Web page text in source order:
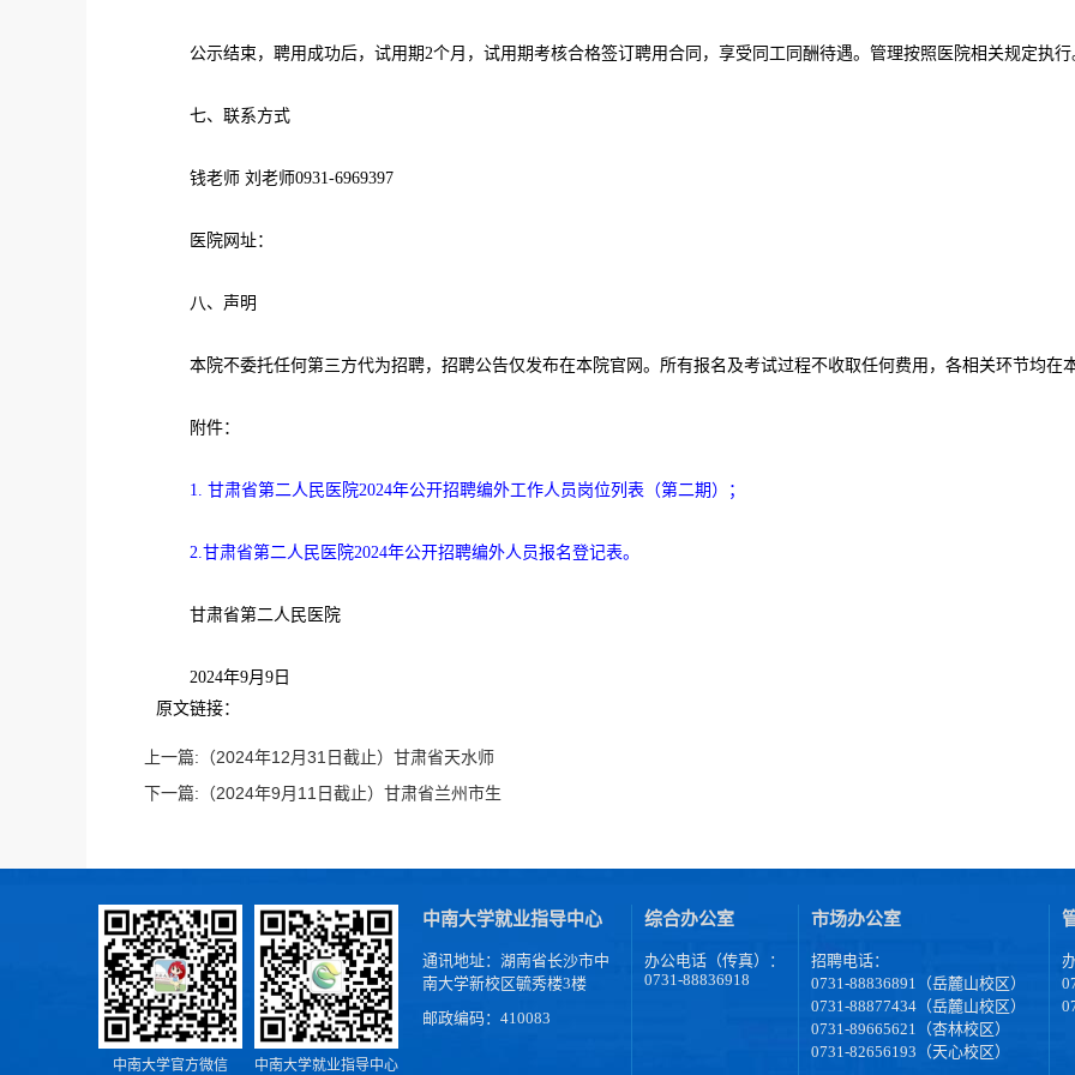
公示结束，聘用成功后，试用期2个月，试用期考核合格签订聘用合同，享受同工同酬待遇。管理按照医院相关规定执行
七、联系方式
钱老师 刘老师0931-6969397
医院网址：
八、声明
本院不委托任何第三方代为招聘，招聘公告仅发布在本院官网。所有报名及考试过程不收取任何费用，各相关环节均在本
附件：
1. 甘肃省第二人民医院2024年公开招聘编外工作人员岗位列表（第二期）；
2.甘肃省第二人民医院2024年公开招聘编外人员报名登记表。
甘肃省第二人民医院
2024年9月9日
原文链接：
上一篇: （2024年12月31日截止）甘肃省天水师
范学院
下一篇: （2024年9月11日截止）甘肃省兰州市生
中南大学官方微信 中南大学就业指导中心
中南大学就业指导中心
通讯地址：湖南省长沙市中
南大学新校区毓秀楼3楼
邮政编码：410083
综合办公室
办公电话（传真）：
0731-88836918
市场办公室
招聘电话：
0731-88836891（岳麓山校区）
0731-88877434（岳麓山校区）
0731-89665621（杏林校区）
0731-82656193（天心校区）